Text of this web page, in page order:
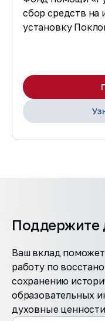
сбор средств на
установку
Поддержите
Ваш вклад
работу по
сохранению
образовательных
духовные